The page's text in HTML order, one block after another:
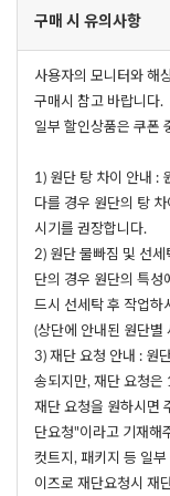
구매 시 유의사항
사용자의 모니터와 해
구매시 참고 바랍니다.
일부 할인상품은 쿠폰
1) 원단 탕 차이 안내 :
다를 경우 원단의 탕
시기를 권장합니다.
2) 원단 물빠짐 및 선세
단의 경우 원단의 특성
드시 선세탁 후 작업하
(상단에 안내된 원단별
3) 재단 요청 안내 : 원
송되지만, 재단 요청
재단 요청을 원하시면
단요청"이라고 기재해
컷트지, 패키지 등 일
이즈로 재단요청시 재